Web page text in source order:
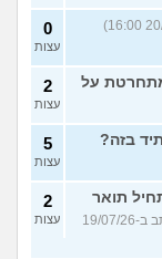
0
עצות
מתחרטת על
2
עצות
5
עצות
תואר
(מדמח, בן 21, כתב ב-19/07/26
2
עצות